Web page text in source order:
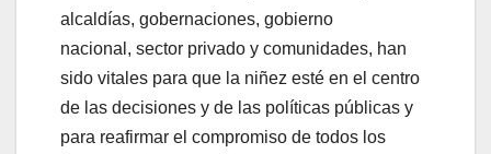
alcaldías, gobernaciones, gobierno
nacional, sector privado y comunidades, han
sido vitales para que la niñez esté en el centro
de las decisiones y de las políticas públicas y
para reafirmar el compromiso de todos los